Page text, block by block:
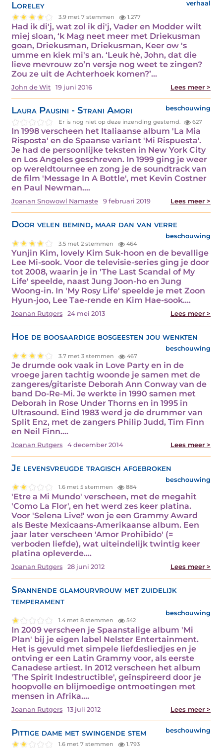
Loreley verhaal
3.9 met 7 stemmen 1.277
Had ik di'j, wat zol ik di'j, Vader en Modder wilt
miej sloan, ‘k Mag neet meer met Driekusman
goan, Driekusman, Driekusman, Keer ow 's
umme en kiek mi's an. ‘Leuk hè, John, dat die
lieve mevrouw zo’n versje nog weet te zingen?
Zou ze uit de Achterhoek komen?’…
John de Wit 19 juni 2016 Lees meer >
Laura Pausini - Strani Amori beschouwing
Er is nog niet op deze inzending gestemd. 627
In 1998 verscheen het Italiaanse album 'La Mia
Risposta' en de Spaanse variant 'Mi Rispuesta'.
Je had de persoonlijke teksten in New York City
en Los Angeles geschreven. In 1999 ging je weer
op wereldtournee en zong je de soundtrack van
de film 'Message In A Bottle', met Kevin Costner
en Paul Newman.…
Joanan Snowowl Namaste 9 februari 2019 Lees meer >
Door velen bemind, maar dan van verre
beschouwing
3.5 met 2 stemmen 464
Yunjin Kim, lovely Kim Suk-hoon en de bevallige
Lee Mi-sook. Voor de televisie-series ging je door
tot 2008, waarin je in 'The Last Scandal of My
Life' speelde, naast Jung Joon-ho en Jung
Woong-in. In 'My Rosy Life' speelde je met Zoon
Hyun-joo, Lee Tae-rende en Kim Hae-sook.…
Joanan Rutgers 24 mei 2013 Lees meer >
Hoe de boosaardige bosgeesten jou wenkten
beschouwing
3.7 met 3 stemmen 467
Je drumde ook vaak in Love Party en in de
vroege jaren tachtig woonde je samen met de
zangeres/gitariste Deborah Ann Conway van de
band Do-Re-Mi. Je werkte in 1990 samen met
Deborah in Rose Under Thorns en in 1995 in
Ultrasound. Eind 1983 werd je de drummer van
Split Enz, met de zangers Philip Judd, Tim Finn
en Neil Finn.…
Joanan Rutgers 4 december 2014 Lees meer >
Je levensvreugde tragisch afgebroken
beschouwing
1.6 met 5 stemmen 884
'Etre a Mi Mundo' verscheen, met de megahit
'Como La Flor', en het werd zes keer platina.
Voor 'Selena Live!' won je een Grammy Award
als Beste Mexicaans-Amerikaanse album. Een
jaar later verscheen 'Amor Prohibido' (=
verboden liefde), wat uiteindelijk twintig keer
platina opleverde.…
Joanan Rutgers 28 juni 2012 Lees meer >
Spannende glamourvrouw met zuidelijk
temperament
beschouwing
1.4 met 8 stemmen 542
In 2009 verscheen je Spaanstalige album 'Mi
Plan' bij je eigen label Nelster Entertainment.
Het is gevuld met simpele liefdesliedjes en je
ontving er een Latin Grammy voor, als eerste
Canadese artiest. In 2012 verscheen het album
'The Spirit Indestructible', geïnspireerd door je
hoopvolle en blijmoedige ontmoetingen met
mensen in Afrika.…
Joanan Rutgers 13 juli 2012 Lees meer >
Pittige dame met swingende stem beschouwing
1.6 met 7 stemmen 1.793